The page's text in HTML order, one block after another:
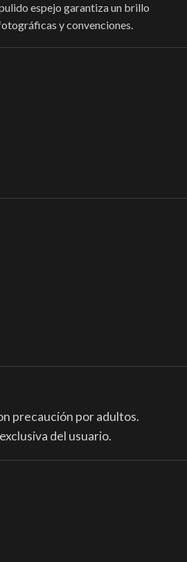
espejo garantiza un brillo
y convenciones.
precaución por adultos.
del usuario.